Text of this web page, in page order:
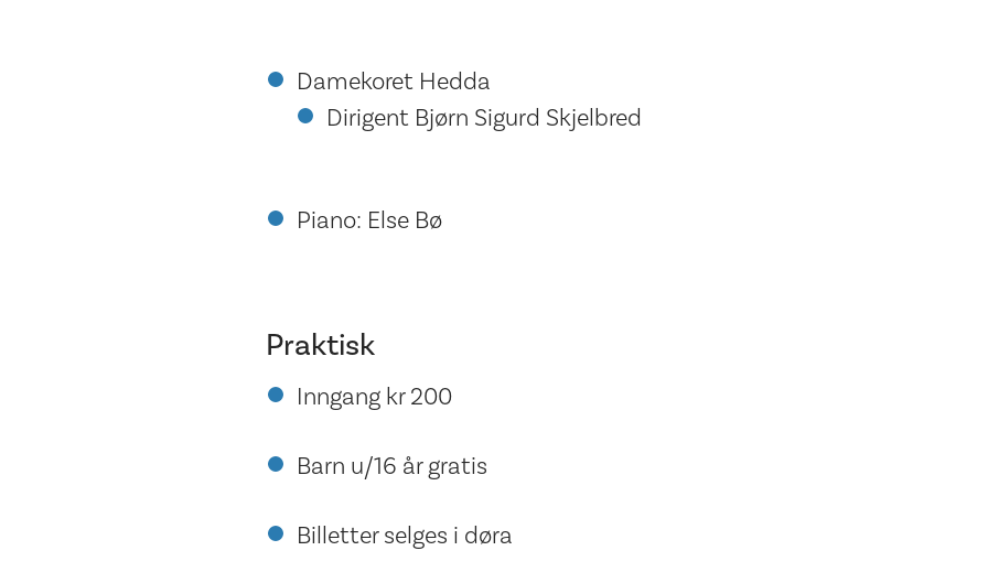
Damekoret Hedda
Dirigent Bjørn Sigurd Skjelbred
Piano: Else Bø
Praktisk
Inngang kr 200
Barn u/16 år gratis
Billetter selges i døra